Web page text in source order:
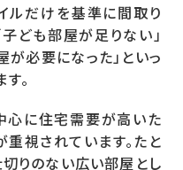
ルだけを基準に間取り
ども部屋が足りない」
が必要になった」といっ
。
心に住宅需要が高いた
視されています。たと
りのない広い部屋とし